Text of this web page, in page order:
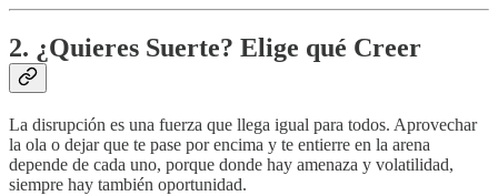
2. ¿Quieres Suerte? Elige qué Creer
La disrupción es una fuerza que llega igual para todos. Aprovechar
la ola o dejar que te pase por encima y te entierre en la arena
depende de cada uno, porque donde hay amenaza y volatilidad,
siempre hay también oportunidad.